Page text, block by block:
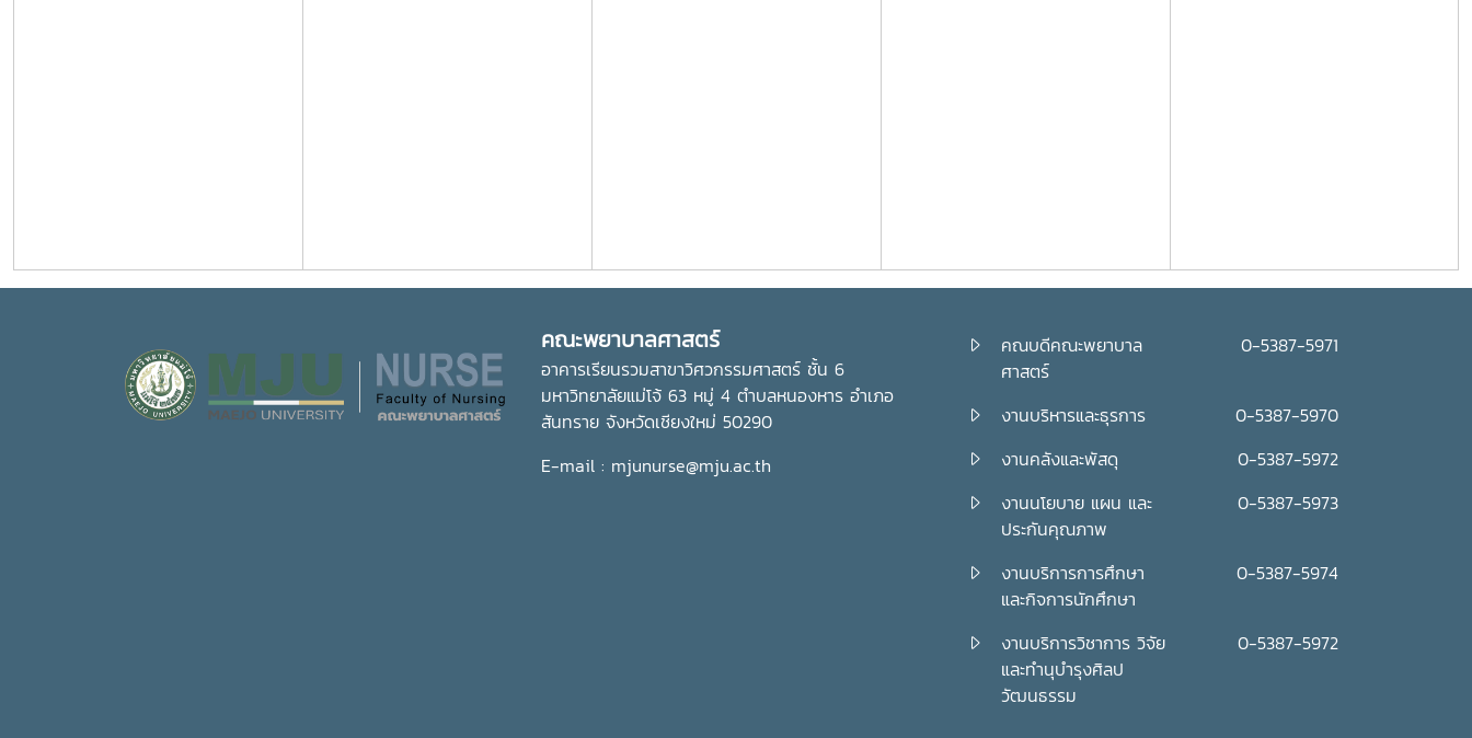
คณะพยาบาลศาสตร์
อาคารเรียนรวมสาขาวิศวกรรมศาสตร์ ชั้น 6
มหาวิทยาลัยแม่โจ้ 63 หมู่ 4 ตำบลหนองหาร อำเภอ
สันทราย จังหวัดเชียงใหม่ 50290
E-mail : mjunurse@mju.ac.th
คณบดีคณะพยาบาล
ศาสตร์
0-5387-5971
งานบริหารและธุรการ
0-5387-5970
งานคลังและพัสดุ
0-5387-5972
งานนโยบาย แผน และ
ประกันคุณภาพ
0-5387-5973
งานบริการการศึกษา
และกิจการนักศึกษา
0-5387-5974
งานบริการวิชาการ วิจัย
และทำนุบำรุงศิลป
วัฒนธรรม
0-5387-5972